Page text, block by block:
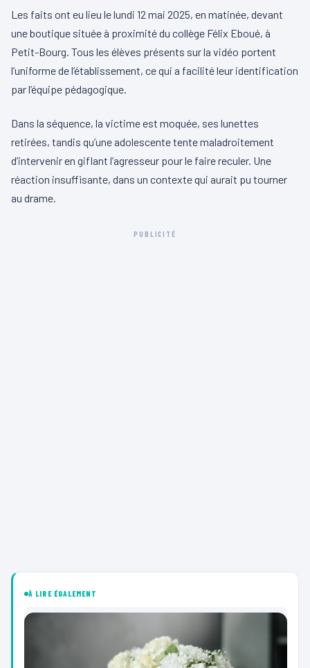
Les faits ont eu lieu le lundi 12 mai 2025, en matinée, devant
une boutique située à proximité du collège Félix Eboué, à
Petit-Bourg. Tous les élèves présents sur la vidéo portent
l’uniforme de l’établissement, ce qui a facilité leur identification
par l’équipe pédagogique.
Dans la séquence, la victime est moquée, ses lunettes
retirées, tandis qu’une adolescente tente maladroitement
d’intervenir en giflant l’agresseur pour le faire reculer. Une
réaction insuffisante, dans un contexte qui aurait pu tourner
au drame.
PUBLICITÉ
À LIRE ÉGALEMENT